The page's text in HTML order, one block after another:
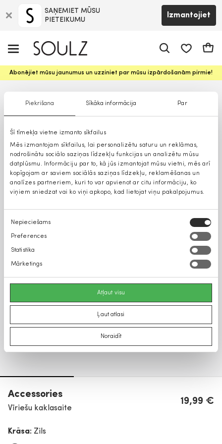
Piekrišana Sīkāka informācija Par
Šī tīmekļa vietne izmanto sīkfailus
Mēs izmantojam sīkfailus, lai personalizētu saturu un reklāmas,
nodrošinātu sociālo saziņas līdzekļu funkcijas un analizētu mūsu
datplūsmu. Informāciju par to, kā jūs izmantojat mūsu vietni, mēs arī
kopīgojam ar saviem sociālās saziņas līdzekļu, reklamēšanas un
analīzes partneriem, kuri to var apvienot ar citu informāciju, ko
viņiem sniedzat vai ko viņi apkopo, kad lietojat viņu pakalpojumus.
Piekrišanas
izvēle
Nepieciešams
Preferences
Statistika
Mārketings
Atļaut visu
Ļaut atlasi
Noraidīt
SAŅEMIET MŪSU
PIETEIKUMU
Izmantojiet
Abonējiet mūsu jaunumus un uzziniet par mūsu izpārdošanām pirmie!
Accessories
Vīriešu kaklasaite
19,99 €
Krāsa: Zils